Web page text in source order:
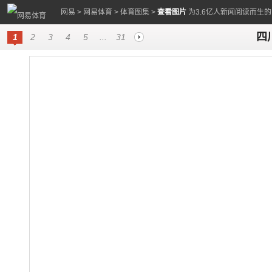
网易 > 网易体育 > 体育图集 > 查看图片 为3.6亿人新闻阅读而生
1 2 3 4 5 31 四